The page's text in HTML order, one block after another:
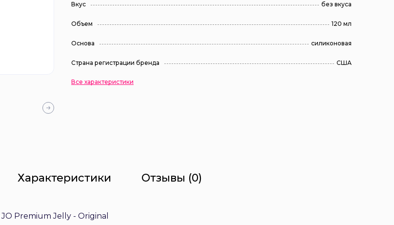
Вкус без вкуса
Объем 120 мл
Основа силиконовая
Страна регистрации бренда США
Все характеристики
Характеристики Отзывы (0)
Premium Jelly - Original